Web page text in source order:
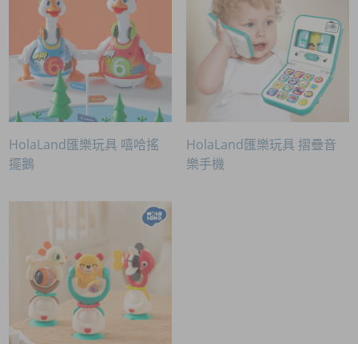
HolaLand匯樂玩具 嘻哈搖
擺鵝
HolaLand匯樂玩具 摺疊音
樂手機